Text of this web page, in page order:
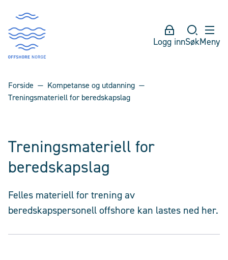
Logg innSøkMeny
Forside
Kompetanse og utdanning
Treningsmateriell for beredskapslag
Treningsmateriell for
beredskapslag
Felles materiell for trening av
beredskapspersonell offshore kan lastes ned her.